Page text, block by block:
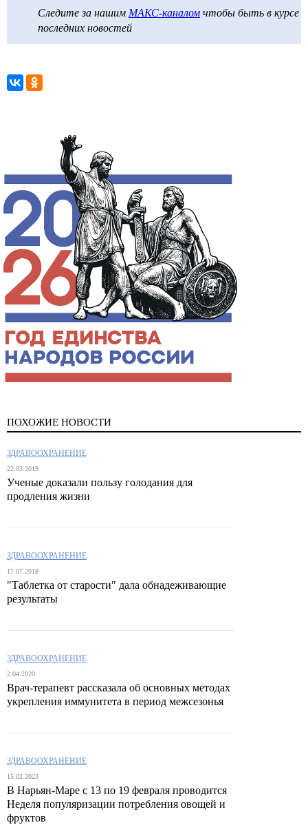
Следите за нашим МАКС-каналом чтобы быть в курсе
последних новостей
ПОХОЖИЕ НОВОСТИ
ЗДРАВООХРАНЕНИЕ
22.03.2019
Ученые доказали пользу голодания для
продления жизни
ЗДРАВООХРАНЕНИЕ
17.07.2018
"Таблетка от старости" дала обнадеживающие
результаты
ЗДРАВООХРАНЕНИЕ
2.04.2020
Врач-терапевт рассказала об основных методах
укрепления иммунитета в период межсезонья
ЗДРАВООХРАНЕНИЕ
15.02.2023
В Нарьян-Маре с 13 по 19 февраля проводится
Неделя популяризации потребления овощей и
фруктов